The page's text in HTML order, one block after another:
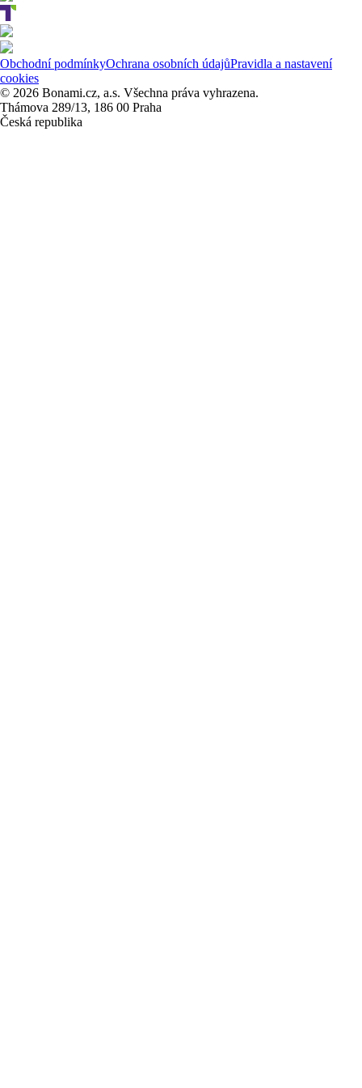
Obchodní podmínkyOchrana osobních údajůPravidla a nastavení
cookies
© 2026 Bonami.cz, a.s. Všechna práva vyhrazena.
Thámova 289/13, 186 00 Praha
Česká republika